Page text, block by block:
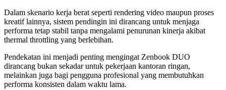
Dalam skenario kerja berat seperti rendering video maupun proses
kreatif lainnya, sistem pendingin ini dirancang untuk menjaga
performa tetap stabil tanpa mengalami penurunan kinerja akibat
thermal throttling yang berlebihan.
Pendekatan ini menjadi penting mengingat Zenbook DUO
dirancang bukan sekadar untuk pekerjaan kantoran ringan,
melainkan juga bagi pengguna profesional yang membutuhkan
performa konsisten dalam waktu lama.